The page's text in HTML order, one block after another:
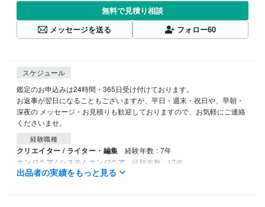
無料で見積り相談
メッセージを送る
フォロー60
スケジュール
鑑定のお申込みは24時間・365日受け付けております。
お返事が翌日になることもございますが、平日・週末・祝日や、早朝・
深夜の メッセージ・お見積りも歓迎しておりますので、お気軽にご連絡
くださいませ。
経験職種
クリエイター / ライター・編集 経験年数 : 7年
エンジニア / システムエンジニア 経験年数 : 17年
PM・PO・ディレクター / プロジェクトリーダー
ライフスタイル・その他 / 占い師 経験年数 : 12年
出品者の実績をもっと見る